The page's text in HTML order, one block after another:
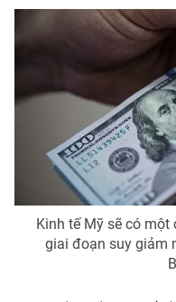
Sản phẩm
Tư vấn
Giao lưu trực tuyến
Lịch phát sóng
Chuyên mục khác
Emagazine
Photo
Kinh tế Mỹ sẽ có
giai đoạn suy giảm